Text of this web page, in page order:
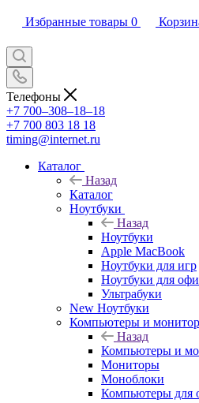
Избранные товары 0
Телефоны
+7 700‒308‒18‒18
+7 700 803 18 18
timing@internet.ru
Каталог
Назад
Каталог
Ноутбуки
Назад
Ноутбуки
Apple MacBook
Ноутбуки для игр
Ноутбуки для
Ультрабуки
New Ноутбуки
Компьютеры и
Назад
Компьютеры и
Мониторы
Моноблоки
Компьютеры для